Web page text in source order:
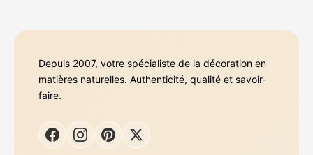
Depuis 2007, votre spécialiste de la décoration en
matières naturelles. Authenticité, qualité et savoir-
faire.